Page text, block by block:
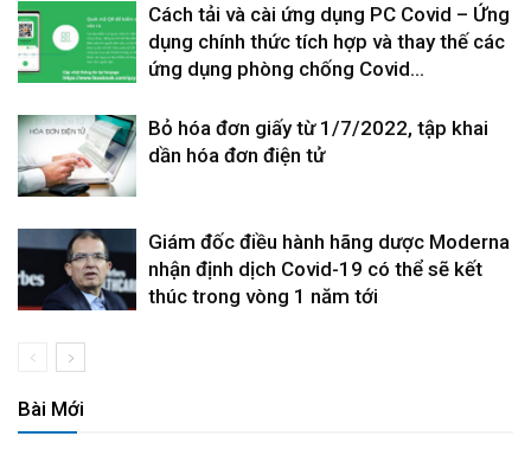
Cách tải và cài ứng dụng PC Covid – Ứng
dụng chính thức tích hợp và thay thế các
ứng dụng phòng chống Covid...
Bỏ hóa đơn giấy từ 1/7/2022, tập khai
dần hóa đơn điện tử
Giám đốc điều hành hãng dược Moderna
nhận định dịch Covid-19 có thể sẽ kết
thúc trong vòng 1 năm tới
Bài Mới